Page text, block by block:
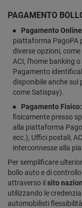
PAGAMENTO
Pagamento
piattaforma PagoPA
diverse opzioni,
ACI, l'home banking
Pagamento
disponibile anche
come Satispay).
Pagamento Fisico:
fisicamente presso
alla piattaforma
ecc.), Uffici postali,
interconnesse alla
Per semplificare
bollo auto e di
attraverso il sito
utilizzando le
automobilisti